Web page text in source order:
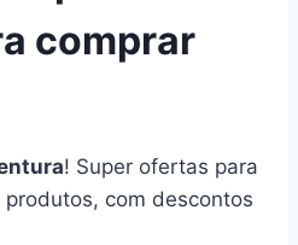
comprar
! Super ofertas para
com descontos